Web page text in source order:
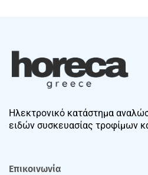
Ηλεκτρονικό κατάστημα
ειδών συσκευασίας τροφίμων
Επικοινωνία